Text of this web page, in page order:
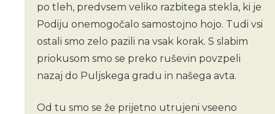
po tleh, predvsem veliko razbitega stekla, ki je
Podiju onemogočalo samostojno hojo. Tudi vsi
ostali smo zelo pazili na vsak korak. S slabim
priokusom smo se preko ruševin povzpeli
nazaj do Puljskega gradu in našega avta.
Od tu smo se že prijetno utrujeni vseeno